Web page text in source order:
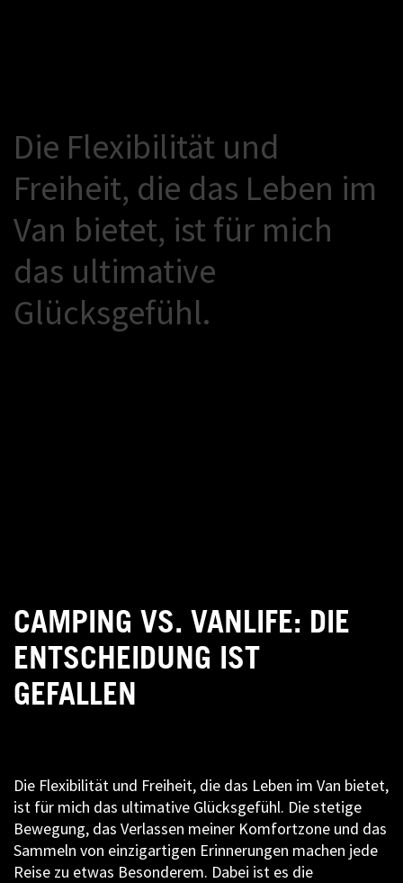
Die Flexibilität und
Freiheit, die das Leben im
Van bietet, ist für mich
das ultimative
Glücksgefühl.
CAMPING VS. VANLIFE: DIE
ENTSCHEIDUNG IST
GEFALLEN
Die Flexibilität und Freiheit, die das Leben im Van bietet,
ist für mich das ultimative Glücksgefühl. Die stetige
Bewegung, das Verlassen meiner Komfortzone und das
Sammeln von einzigartigen Erinnerungen machen jede
Reise zu etwas Besonderem. Dabei ist es die